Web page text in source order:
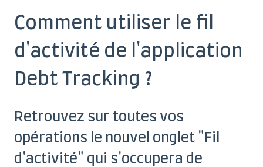
Comment utiliser le fil
d'activité de l'application
Debt Tracking ?
Retrouvez sur toutes vos
opérations le nouvel onglet "Fil
d'activité" qui s'occupera de